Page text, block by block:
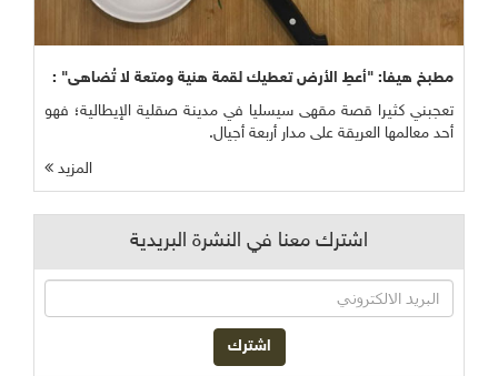
مطبخ هيفا: "أعطِ الأرض تعطيك لقمة هنية ومتعة لا تُضاهى" :
تعجبني كثيرا قصة مقهى سيسليا في مدينة صقلية الإيطالية؛ فهو
أحد معالمها العريقة على مدار أربعة أجيال.
المزيد
اشترك معنا في النشرة البريدية